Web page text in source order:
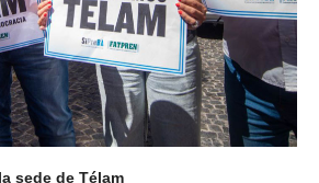
sede de Télam